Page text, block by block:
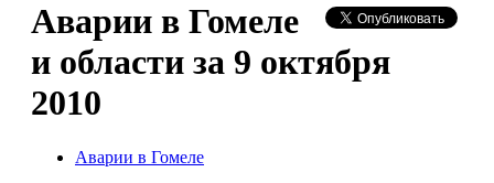
Аварии в Гомеле
и области за 9 октября
2010
Аварии в Гомеле